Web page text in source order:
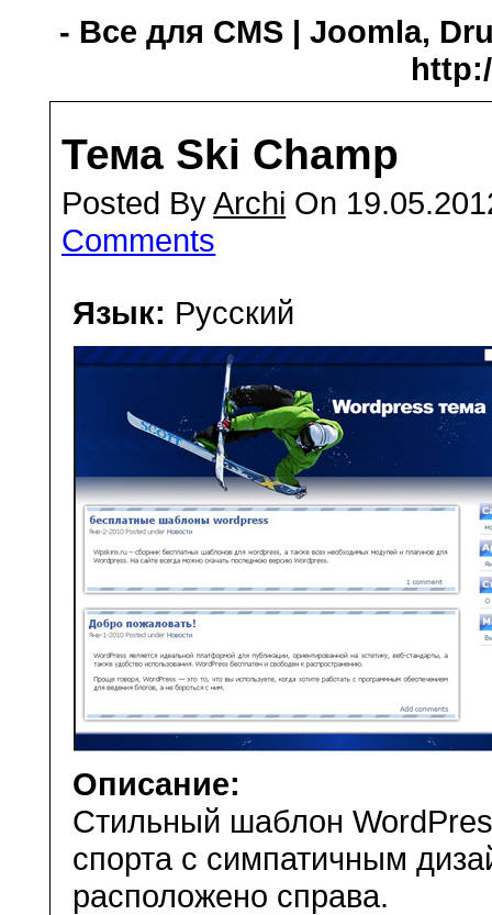
- Все для CMS | Joomla,
Тема Ski Champ
Posted ByArchi On
Comments
Язык: Русский
Описание:
Стильный шаблон
спорта с симпатичным
расположено справа.